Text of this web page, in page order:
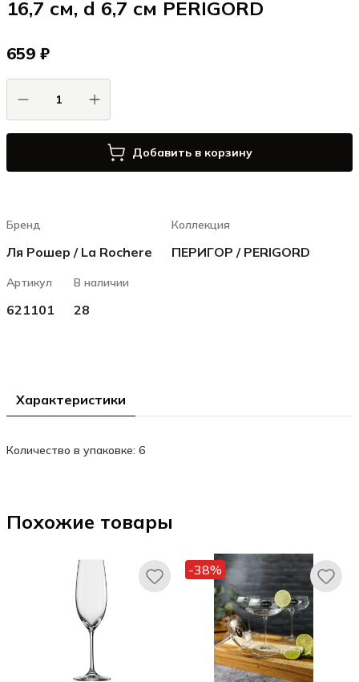
16,7 см, d 6,7 см PERIGORD
659 ₽
Добавить в корзину
Бренд
Ля Рошер / La Rochere
Коллекция
ПЕРИГОР / PERIGORD
Артикул
621101
В наличии
28
Характеристики
Количество в упаковке: 6
Похожие товары
-38%